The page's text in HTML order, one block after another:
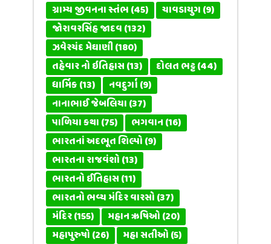
ગ્રામ્ય જીવનના સ્તંભ(45) ચાવડાયુગ(9)
જોરાવરસિંહ જાદવ(132)
ઝવેરચંદ મેઘાણી(180)
તહેવાર નો ઇતિહાસ(13) દોલત ભટ્ટ(44)
ધાર્મિક(13) નવદુર્ગા(9)
નાનાભાઈ જેબલિયા(37)
પાળિયા કથા(75) ભગવાન(16)
ભારતનાં અદભૂત શિલ્પો(9)
ભારતના રાજવંશો(13)
ભારતનો ઈતિહાસ(11)
ભારતનો ભવ્ય મંદિર વારસો(37)
મંદિર(155) મહાન ઋષિઓ(20)
મહાપુરુષો(26) મહા સતીઓ(5)